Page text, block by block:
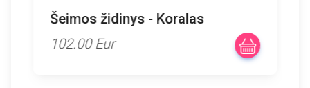
Šeimos židinys - Koralas
102.00 Eur